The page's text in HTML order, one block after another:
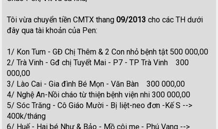
Tôi vừa chuyển tiền CMTX thang09/2013 cho các TH dưới
đây qua tài khoản của Pen:
1/ Kon Tum - GĐ Chị Thêm & 2 Con nhỏ bệnh tật 500 000,00
2/ Trà Vinh - Gđ chị Tuyết Mai - P7 - TP Trà Vinh 300
000,00
3/ Lào Cai - Gia đình Bé Mọn - Văn Bàn 300 000,00
4/ Nghệ An-Nồi cháo từ thiện bệnh viện nhi 300 000,00
5/ Sóc Trăng - Cô Giáo Mười - Bị liệt-neo đơn -Kế S -->
400k/tháng
6/ Huế - Hai bé Như & Bảo - Mồ côi mẹ - Phú Vang -->